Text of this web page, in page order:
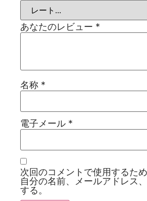
あなたのレビュー *
名称 *
電子メール *
次回のコメントで使用するた
自分の名前、メールアドレス
する。